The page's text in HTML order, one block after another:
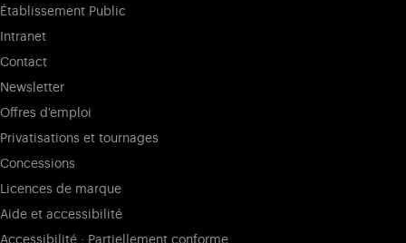
Établissement Public
Intranet
Contact
Newsletter
Offres d'emploi
Privatisations et tournages
Concessions
Licences de marque
Aide et accessibilité
Accessibilité : Partiellement conforme